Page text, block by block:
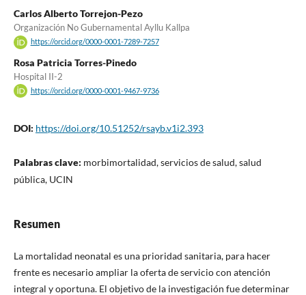
Carlos Alberto Torrejon-Pezo
Organización No Gubernamental Ayllu Kallpa
https://orcid.org/0000-0001-7289-7257
Rosa Patricia Torres-Pinedo
Hospital II-2
https://orcid.org/0000-0001-9467-9736
DOI: https://doi.org/10.51252/rsayb.v1i2.393
Palabras clave: morbimortalidad, servicios de salud, salud
pública, UCIN
Resumen
La mortalidad neonatal es una prioridad sanitaria, para hacer
frente es necesario ampliar la oferta de servicio con atención
integral y oportuna. El objetivo de la investigación fue determinar